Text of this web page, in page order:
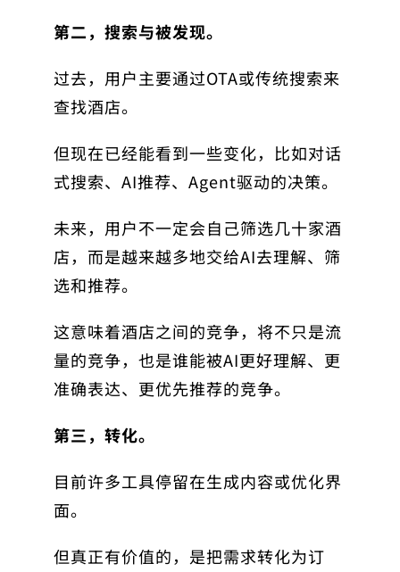
第二，搜索与被发现。
过去，用户主要通过OTA或传统搜索来
查找酒店。
但现在已经能看到一些变化，比如对话
式搜索、AI推荐、Agent驱动的决策。
未来，用户不一定会自己筛选几十家酒
店，而是越来越多地交给AI去理解、筛
选和推荐。
这意味着酒店之间的竞争，将不只是流
量的竞争，也是谁能被AI更好理解、更
准确表达、更优先推荐的竞争。
第三，转化。
目前许多工具停留在生成内容或优化界
面。
但真正有价值的，是把需求转化为订